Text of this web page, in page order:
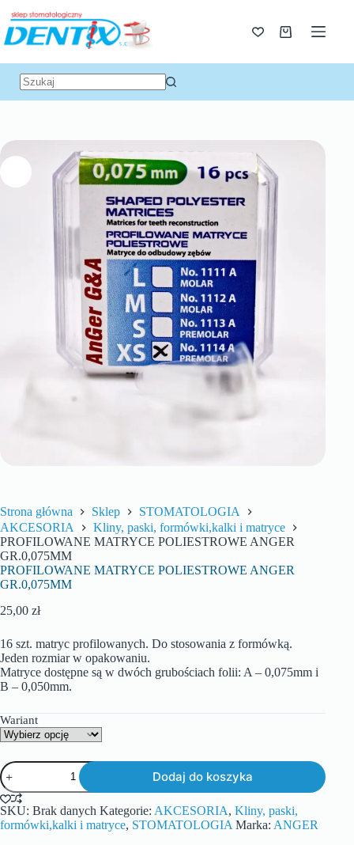
Strona główna Sklep
STOMATOLOGIA
AKCESORIA
Kliny, paski, formówki,kalki i matryce
PROFILOWANE MATRYCE POLIESTROWE ANGER
GR.0,075MM
PROFILOWANE MATRYCE POLIESTROWE ANGER
GR.0,075MM
25,00 zł
16 szt. matryc profilowanych. Do stosowania z formówką.
Jeden rozmiar w opakowaniu.
Matryce dostępne są w dwóch grubościach folii: A – 0,075mm i
B – 0,050mm.
Wariant
Dodaj do koszyka
SKU: Brak danych Kategorie: AKCESORIA, Kliny, paski,
formówki,kalki i matryce, STOMATOLOGIA Marka: ANGER